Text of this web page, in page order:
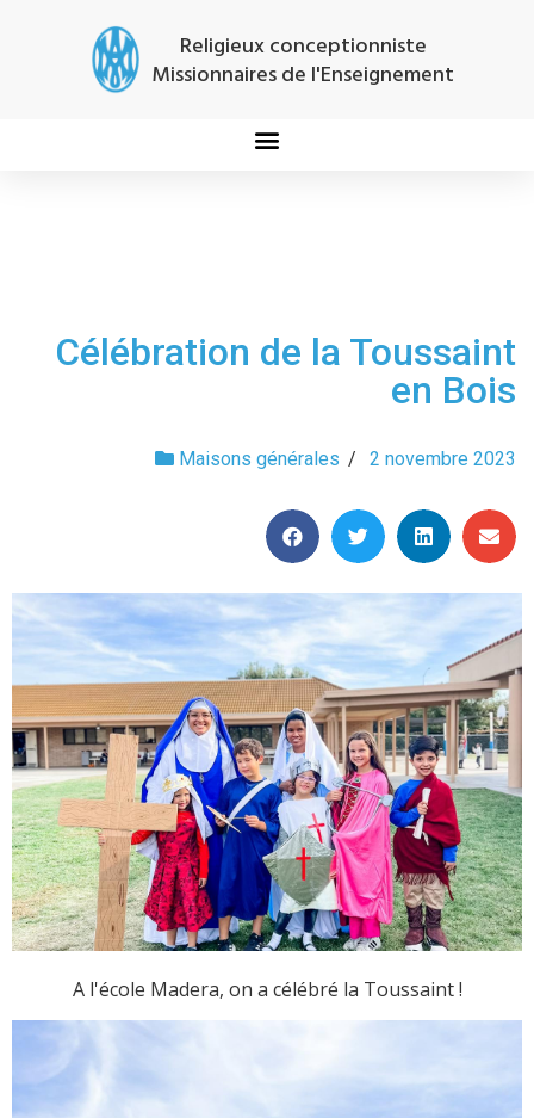
Religieux conceptionniste
Missionnaires de l'Enseignement
Célébration de la Toussaint
en Bois
Maisons générales / 2 novembre 2023
A l'école Madera, on a célébré la Toussaint !